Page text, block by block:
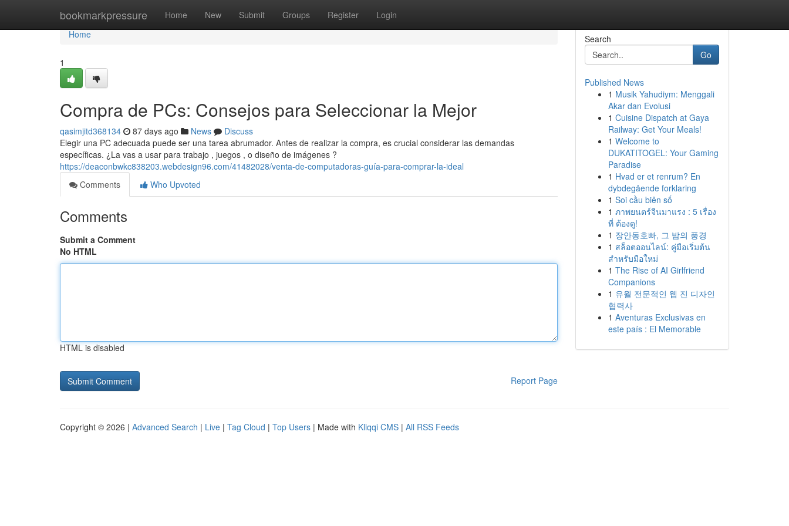
bookmarkpressure Home New Submit Groups Register Login
Home
Home
1
Compra de PCs: Consejos para Seleccionar la Mejor
qasimjitd368134 87 days ago News
Discuss
Elegir una PC adecuada puede ser una tarea abrumador. Antes de realizar la compra, es crucial considerar las demandas
específicas. ¿La vas a usar para trabajo , juegos , o diseño de imágenes ?
https://deaconbwkc838203.webdesign96.com/41482028/venta-de-computadoras-guía-para-comprar-la-ideal
Comments
Who Upvoted
Comments
Submit a Comment
No HTML
HTML is disabled
Report Page
Search
Go
Published News
1 Musik Yahudiym: Menggali
Akar dan Evolusi
1 Cuisine Dispatch at Gaya
Railway: Get Your Meals!
1 Welcome to
DUKATITOGEL: Your Gaming
Paradise
1 Hvad er et renrum? En
dybdegående forklaring
1 Soi cầu biên số
1 ภาพยนตร์จีนมาแรง : 5 เรื่อง
ที่ ต้องดู!
1 장안동호빠, 그 밤의 풍경
1 สล็อตออนไลน์: คู่มือเริ่มต้น
สำหรับมือใหม่
1 The Rise of AI Girlfriend
Companions
1 유월 전문적인 웹 진 디자인
협력사
1 Aventuras Exclusivas en
este país : El Memorable
Copyright © 2026 | Advanced Search | Live | Tag Cloud | Top Users | Made with Kliqqi CMS | All RSS Feeds